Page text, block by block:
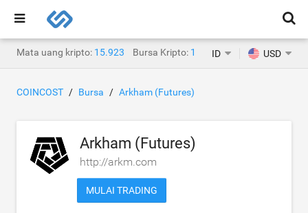
Mata uang kripto: 15.923 Bursa Kripto: 1.471ID USD
COINCOST Bursa Arkham (Futures)
Arkham (Futures)
http://arkm.com
MULAI TRADING